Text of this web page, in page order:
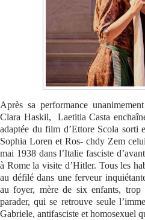
Après sa performance
Clara Haskil, Laetitia Casta
adaptée du film d’Ettore Scola
Sophia Loren et Ros- chdy Zem
mai 1938 dans l’Italie fasciste
à Rome la visite d’Hitler. Tous les
au défilé dans une ferveur
au foyer, mère de six enfants, trop
parader, qui se retrouve seule
Gabriele, antifasciste et homosexuel